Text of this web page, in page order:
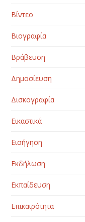
Βίντεο
Βιογραφία
Βράβευση
Δημοσίευση
Δισκογραφία
Εικαστικά
Εισήγηση
Εκδήλωση
Εκπαίδευση
Επικαιρότητα